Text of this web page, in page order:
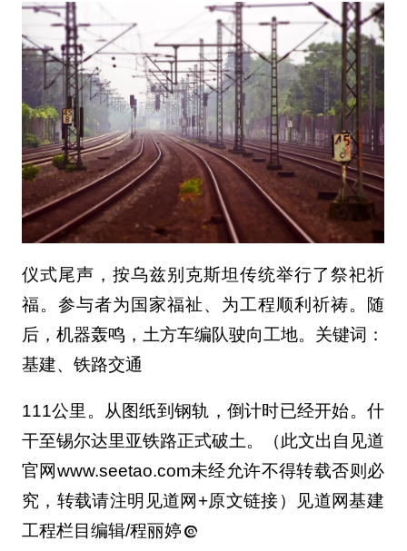
仪式尾声，按乌兹别克斯坦传统举行了祭祀祈
福。参与者为国家福祉、为工程顺利祈祷。随
后，机器轰鸣，土方车编队驶向工地。关键词：
基建、铁路交通
111公里。从图纸到钢轨，倒计时已经开始。什
干至锡尔达里亚铁路正式破土。（此文出自见道
官网www.seetao.com未经允许不得转载否则必
究，转载请注明见道网+原文链接）见道网基建
工程栏目编辑/程丽婷